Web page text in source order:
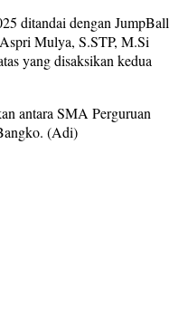
ditandai dengan JumpBall
Mulya, S.STP, M.Si
yang disaksikan kedua
antara SMA Perguruan
(Adi)